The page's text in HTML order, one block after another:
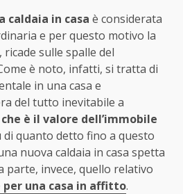
caldaia in casa è considerata
e per questo motivo la
sulle spalle del
è noto, infatti, si tratta di
in una casa e
del tutto inevitabile a
è il valore dell’immobile
di quanto detto fino a questo
nuova caldaia in casa spetta
parte, invece, quello relativo
per una casa in affitto.